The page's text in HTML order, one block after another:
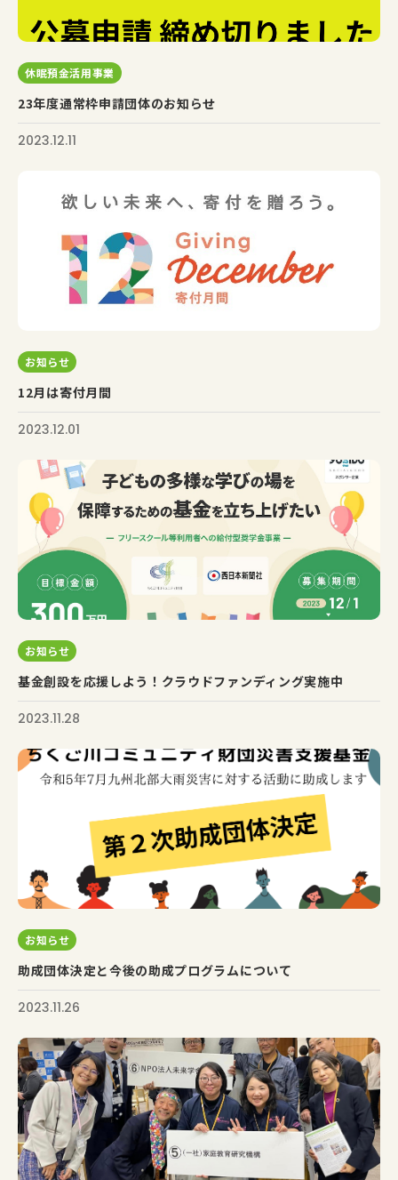
休眠預金活用事業
23年度通常枠申請団体のお知らせ
2023.12.11
お知らせ
12月は寄付月間
2023.12.01
お知らせ
基金創設を応援しよう！クラウドファンディング実施中
2023.11.28
お知らせ
助成団体決定と今後の助成プログラムについて
2023.11.26